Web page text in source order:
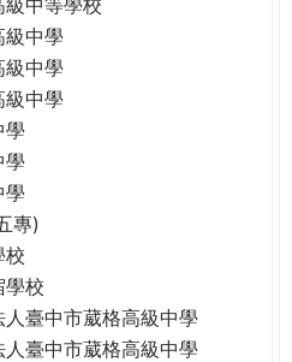
級中學
級中學
級中學
學
學
學
專)
校
學校
臺中市葳格高級中學
臺中市葳格高級中學